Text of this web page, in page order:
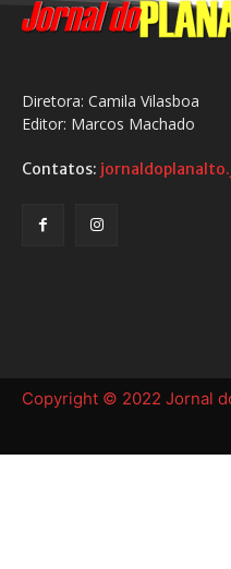
Diretora: Camila Vilasboa
Editor: Marcos Machado
Contatos:
Copyright © 2022 Jornal